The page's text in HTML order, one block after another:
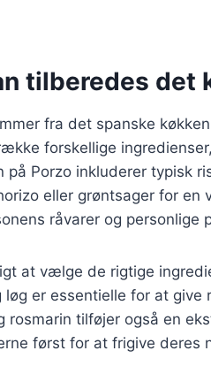
tilberedes det
fra det spanske
forskellige
Porzo inkluderer typisk
eller grøntsager for en
råvarer og personlige
at vælge de rigtige
er essentielle for at give
rosmarin tilføjer også en
først for at frigive deres